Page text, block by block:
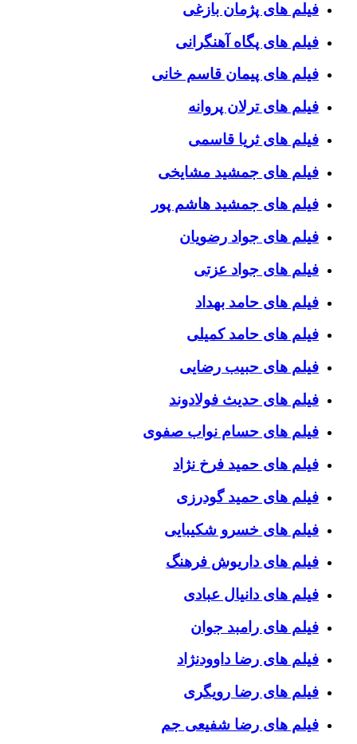
فیلم های پژمان بازغی
فیلم های پگاه آهنگرانی
فیلم های پیمان قاسم خانی
فیلم های ترلان پروانه
فیلم های ثریا قاسمی
فیلم های جمشید مشایخی
فیلم های جمشید هاشم پور
فیلم های جواد رضویان
فیلم های جواد عزتی
فیلم های حامد بهداد
فیلم های حامد کمیلی
فیلم های حبیب رضایی
فیلم های حدیث فولادوند
فیلم های حسام نواب صفوی
فیلم های حمید فرخ نژاد
فیلم های حمید گودرزی
فیلم های خسرو شکیبایی
فیلم های داریوش فرهنگ
فیلم های دانیال عبادی
فیلم های رامبد جوان
فیلم های رضا داوودنژاد
فیلم های رضا رویگری
فیلم های رضا شفیعی جم